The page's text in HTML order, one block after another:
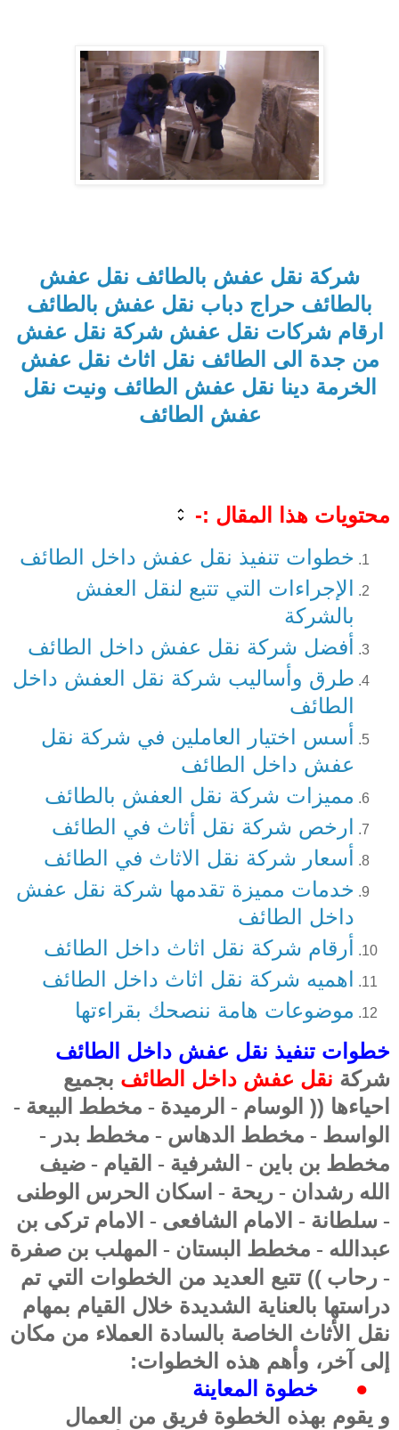
شركة نقل عفش بالطائف نقل عفش
بالطائف حراج دباب نقل عفش بالطائف
ارقام شركات نقل عفش شركة نقل عفش
من جدة الى الطائف نقل اثاث نقل عفش
الخرمة دينا نقل عفش الطائف ونيت نقل
عفش الطائف
محتويات هذا المقال :-
خطوات تنفيذ نقل عفش داخل الطائف
الإجراءات التي تتبع لنقل العفش
بالشركة
أفضل شركة نقل عفش داخل الطائف
طرق وأساليب شركة نقل العفش داخل
الطائف
أسس اختيار العاملين في شركة نقل
عفش داخل الطائف
مميزات شركة نقل العفش بالطائف
ارخص شركة نقل أثاث في الطائف
أسعار شركة نقل الاثاث في الطائف
خدمات مميزة تقدمها شركة نقل عفش
داخل الطائف
أرقام شركة نقل اثاث داخل الطائف
اهميه شركة نقل اثاث داخل الطائف
موضوعات هامة ننصحك بقراءتها
خطوات تنفيذ نقل عفش داخل الطائف
شركة نقل عفش داخل الطائف بجميع
احياءها (( الوسام - الرميدة - مخطط البيعة -
الواسط - مخطط الدهاس - مخطط بدر -
مخطط بن باين - الشرفية - القيام - ضيف
الله رشدان - ريحة - اسكان الحرس الوطنى
- سلطانة - الامام الشافعى - الامام تركى بن
عبدالله - مخطط البستان - المهلب بن صفرة
- رحاب )) تتبع العديد من الخطوات التي تم
دراستها بالعناية الشديدة خلال القيام بمهام
نقل الأثاث الخاصة بالسادة العملاء من مكان
إلى آخر، وأهم هذه الخطوات:
●
خطوة المعاينة
و يقوم بهذه الخطوة فريق من العمال